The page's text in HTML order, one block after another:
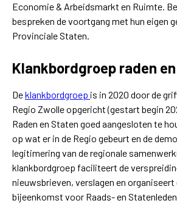
Economie & Arbeidsmarkt en Ruimte.
bespreken de voortgang met hun eigen
Provinciale Staten.
Klankbordgroep raden
Deklankbordgroep is in 2020 door de
Regio Zwolle opgericht (gestart begin
Raden en Staten goed aangesloten te
op wat er in de Regio gebeurt en de
legitimering van de regionale
klankbordgroep faciliteert de
nieuwsbrieven, verslagen en organiseert
bijeenkomst voor Raads- en